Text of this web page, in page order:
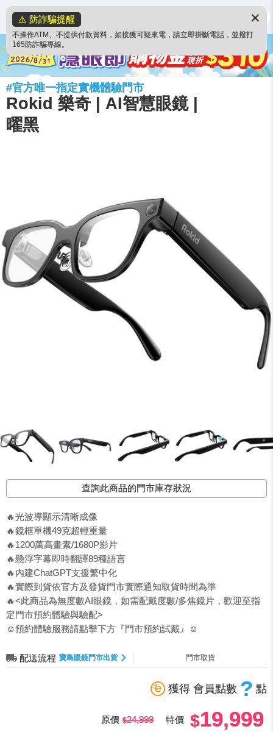
⚠️ 防詐騙提醒
不操作ATM、不提供付款資料，如接獲可疑來電，請立即掛斷電話，並撥打
165防詐騙專線。
✕
#官方唯一指定實機體驗門市
Rokid 樂奇 | AI智慧眼鏡 |
曜黑
查詢此商品的門市庫存狀況
🔥光波導顯示清晰成像
🔥鏡框單機49克超輕重量
🔥1200萬高畫素/1680P影片
🔥懸浮字幕即時翻譯89種語言
🔥內建ChatGPT支援繁中化
🔥實際到貨依官方及發貨門市實際通知取貨時間為準
🔥<此商品為無度數AI眼鏡，如需配戴度數/多焦鏡片，歡迎至指
定門市預約體驗與驗配>
☺預約體驗服務請點擊下方『門市預約試戴』☺
配送流程 寶島眼鏡門市出貨 門市取貨
獲得 會員點數 ? 點
原價 24,999 特價 19,999